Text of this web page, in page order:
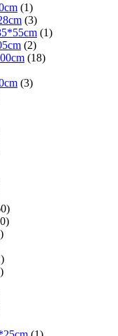
(1)
(3)
(1)
(2)
(18)
(3)